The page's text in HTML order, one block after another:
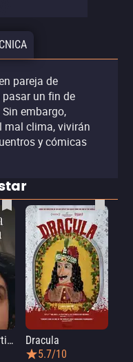
pareja de
un fin de
embargo,
mal clima, vivirán
y cómicas
Antes Era Divertida
Dracula
5.7/10